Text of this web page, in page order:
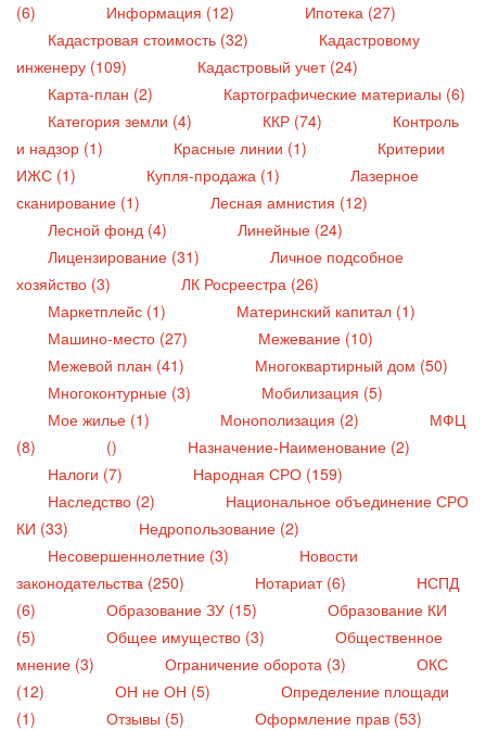
(6)
Информация (12)
Ипотека (27)
Кадастровая стоимость (32)
Кадастровому
инженеру (109)
Кадастровый учет (24)
Карта-план (2)
Картографические материалы (6)
Категория земли (4)
ККР (74)
Контроль
и надзор (1)
Красные линии (1)
Критерии
ИЖС (1)
Купля-продажа (1)
Лазерное
сканирование (1)
Лесная амнистия (12)
Лесной фонд (4)
Линейные (24)
Лицензирование (31)
Личное подсобное
хозяйство (3)
ЛК Росреестра (26)
Маркетплейс (1)
Материнский капитал (1)
Машино-место (27)
Межевание (10)
Межевой план (41)
Многоквартирный дом (50)
Многоконтурные (3)
Мобилизация (5)
Мое жилье (1)
Монополизация (2)
МФЦ
(8)
()
Назначение-Наименование (2)
Налоги (7)
Народная СРО (159)
Наследство (2)
Национальное объединение СРО
КИ (33)
Недропользование (2)
Несовершеннолетние (3)
Новости
законодательства (250)
Нотариат (6)
НСПД
(6)
Образование ЗУ (15)
Образование КИ
(5)
Общее имущество (3)
Общественное
мнение (3)
Ограничение оборота (3)
ОКС
(12)
ОН не ОН (5)
Определение площади
(1)
Отзывы (5)
Оформление прав (53)